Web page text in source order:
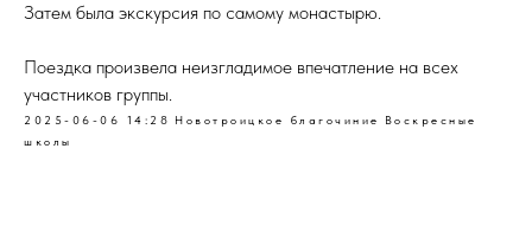
Затем была экскурсия по самому монастырю.
Поездка произвела неизгладимое впечатление на всех
участников группы.
2025-06-06 14:28 Новотроицкое благочиние
Воскресные
школы